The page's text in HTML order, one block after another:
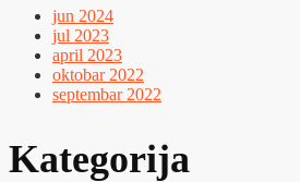
jun 2024
jul 2023
april 2023
oktobar 2022
septembar 2022
Kategorija